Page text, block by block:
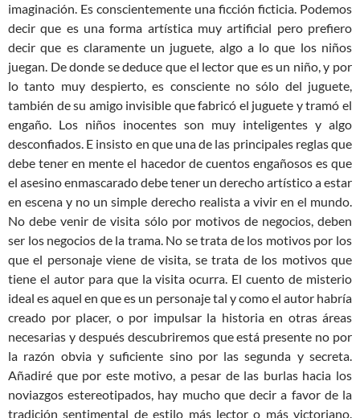
imaginación. Es conscientemente una ficción ficticia. Podemos
decir que es una forma artística muy artificial pero prefiero
decir que es claramente un juguete, algo a lo que los niños
juegan. De donde se deduce que el lector que es un niño, y por
lo tanto muy despierto, es consciente no sólo del juguete,
también de su amigo invisible que fabricó el juguete y tramó el
engaño. Los niños inocentes son muy inteligentes y algo
desconfiados. E insisto en que una de las principales reglas que
debe tener en mente el hacedor de cuentos engañosos es que
el asesino enmascarado debe tener un derecho artístico a estar
en escena y no un simple derecho realista a vivir en el mundo.
No debe venir de visita sólo por motivos de negocios, deben
ser los negocios de la trama. No se trata de los motivos por los
que el personaje viene de visita, se trata de los motivos que
tiene el autor para que la visita ocurra. El cuento de misterio
ideal es aquel en que es un personaje tal y como el autor habría
creado por placer, o por impulsar la historia en otras áreas
necesarias y después descubriremos que está presente no por
la razón obvia y suficiente sino por las segunda y secreta.
Añadiré que por este motivo, a pesar de las burlas hacia los
noviazgos estereotipados, hay mucho que decir a favor de la
tradición sentimental de estilo más lector o más victoriano.